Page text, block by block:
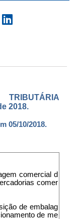
2018.
05/10/2018.
comercial d
comer
de embalag
de me